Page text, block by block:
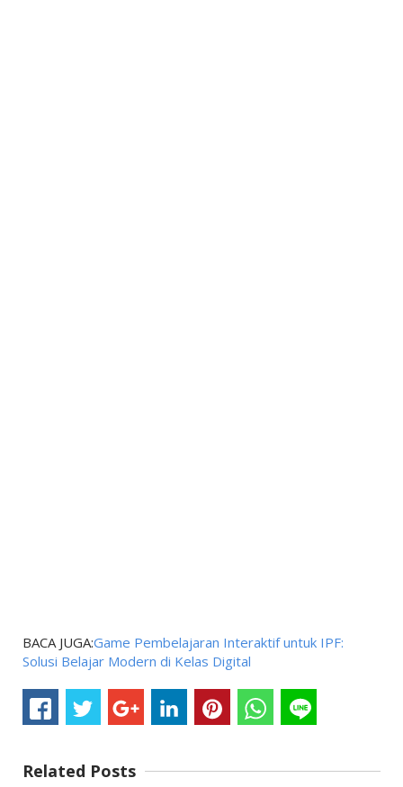
BACA JUGA:Game Pembelajaran Interaktif untuk IPF:
Solusi Belajar Modern di Kelas Digital
Related Posts